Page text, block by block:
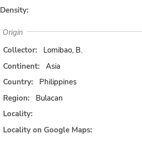
Density:
Origin
Collector:
Lomibao, B.
Continent:
Asia
Country:
Philippines
Region:
Bulacan
Locality:
Locality on Google Maps: